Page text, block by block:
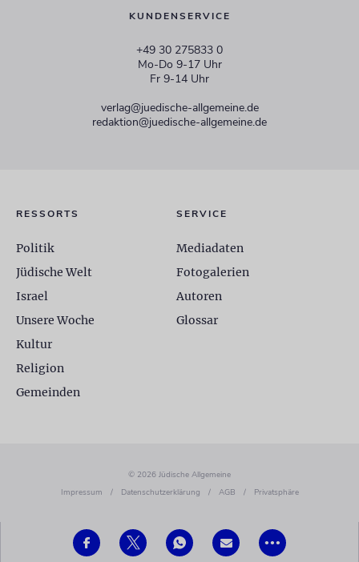
•••
KUNDENSERVICE
+49 30 275833 0
Mo-Do 9-17 Uhr
Fr 9-14 Uhr
verlag@juedische-allgemeine.de
redaktion@juedische-allgemeine.de
RESSORTS
Politik
Jüdische Welt
Israel
Unsere Woche
Kultur
Religion
Gemeinden
SERVICE
Mediadaten
Fotogalerien
Autoren
Glossar
© 2026 Jüdische Allgemeine
Impressum
/ Datenschutzerklärung / AGB / Privatsphäre